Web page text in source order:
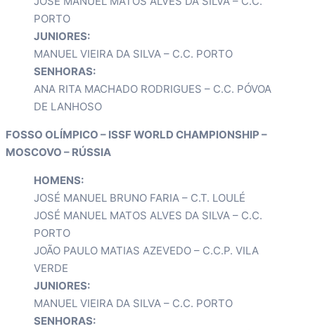
PORTO
JUNIORES:
MANUEL VIEIRA DA SILVA – C.C. PORTO
SENHORAS:
ANA RITA MACHADO RODRIGUES – C.C. PÓVOA
DE LANHOSO
FOSSO OLÍMPICO – ISSF WORLD CHAMPIONSHIP –
MOSCOVO – RÚSSIA
HOMENS:
JOSÉ MANUEL BRUNO FARIA – C.T. LOULÉ
JOSÉ MANUEL MATOS ALVES DA SILVA – C.C.
PORTO
JOÃO PAULO MATIAS AZEVEDO – C.C.P. VILA
VERDE
JUNIORES:
MANUEL VIEIRA DA SILVA – C.C. PORTO
SENHORAS: